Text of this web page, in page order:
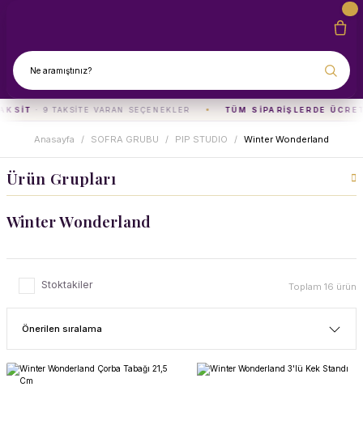
· 9 TAKSITE VARAN SEÇENEKLER TÜM SIPARIŞLERDE
Anasayfa SOFRA GRUBU PIP STUDIO Winter Wonderland
Ürün Grupları
Winter Wonderland
Stoktakiler Toplam 16 ürün